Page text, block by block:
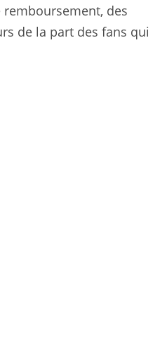
remboursement, des
de la part des fans qui